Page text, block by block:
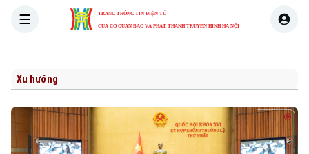
TRANG THÔNG TIN ĐIỆN TỬ
CỦA CƠ QUAN BÁO VÀ PHÁT THANH TRUYỀN HÌNH HÀ NỘI
Xu hướng